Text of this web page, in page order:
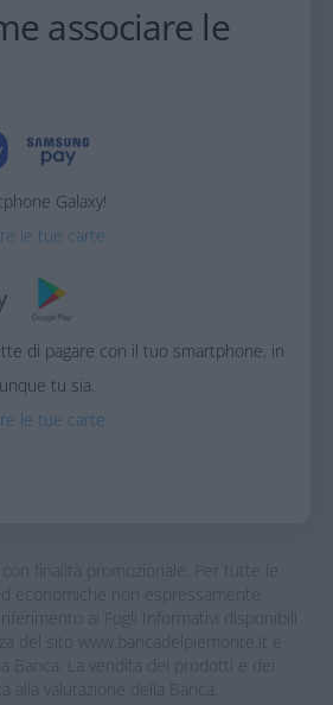
associare le
Galaxy!
le tue carte
di pagare con il tuo smartphone, in
tu sia.
le tue carte
con finalità promozionale. Per tutte le
economiche non espressamente
ai Fogli Informativi disponibili
del sito www.bancadelpiemonte.it e
Banca. La vendita dei prodotti e dei
alla valutazione della Banca.